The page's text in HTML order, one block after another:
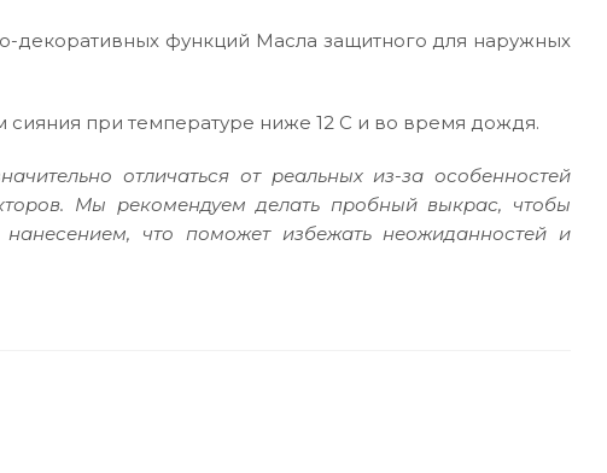
декоративных функций Масла защитного для наружных
при температуре ниже 12 С и во время дождя.
отличаться от реальных из-за особенностей
Мы рекомендуем делать пробный выкрас, чтобы
что поможет избежать неожиданностей и